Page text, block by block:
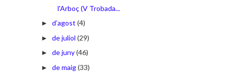
l'Arboç (V Trobada...
► d’agost (4)
► de juliol (29)
► de juny(46)
► de maig(33)